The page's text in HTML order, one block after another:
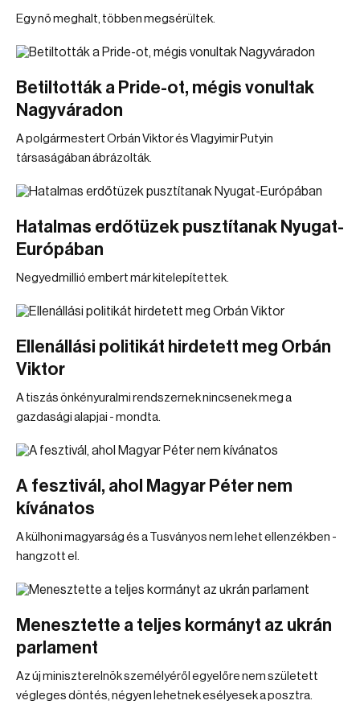
Egy nő meghalt, többen megsérültek.
Betiltották a Pride-ot, mégis vonultak
Nagyváradon
A polgármestert Orbán Viktor és Vlagyimir Putyin
társaságában ábrázolták.
Hatalmas erdőtüzek pusztítanak Nyugat-
Európában
Negyedmillió embert már kitelepítettek.
Ellenállási politikát hirdetett meg Orbán
Viktor
A tiszás önkényuralmi rendszernek nincsenek meg a
gazdasági alapjai - mondta.
A fesztivál, ahol Magyar Péter nem
kívánatos
A külhoni magyarság és a Tusványos nem lehet ellenzékben -
hangzott el.
Menesztette a teljes kormányt az ukrán
parlament
Az új miniszterelnök személyéről egyelőre nem született
végleges döntés, négyen lehetnek esélyesek a posztra.